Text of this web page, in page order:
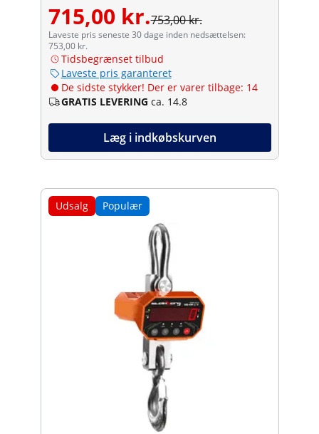
715,00 kr.753,00 kr.
Laveste pris seneste 30 dage inden nedsættelsen:
753,00 kr.
Tidsbegrænset tilbud
Laveste pris garanteret
De sidste stykker! Der er varer tilbage: 14
GRATIS LEVERING ca. 14.8
Læg i indkøbskurven
Udsalg Populær